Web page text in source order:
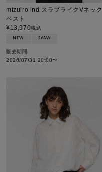
mizuiro ind スラブライクVネック
ベスト
¥13,970税込
NEW 26AW
販売期間
2026/07/31 20:00〜